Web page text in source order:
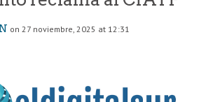
on 27 noviembre, 2025 at 12:31